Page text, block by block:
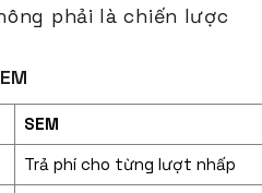
phải là chiến lược
SEM
Trả phí cho từng lượt nhấp